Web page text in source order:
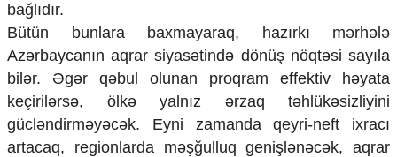
bağlıdır.
Bütün bunlara baxmayaraq, hazırkı mərhələ
Azərbaycanın aqrar siyasətində dönüş nöqtəsi sayıla
bilər. Əgər qəbul olunan proqram effektiv həyata
keçirilərsə, ölkə yalnız ərzaq təhlükəsizliyini
gücləndirməyəcək. Eyni zamanda qeyri-neft ixracı
artacaq, regionlarda məşğulluq genişlənəcək, aqrar